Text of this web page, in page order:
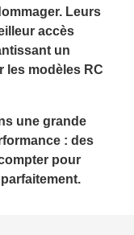
Leurs
accès
un
les modèles RC
une grande
: des
pour